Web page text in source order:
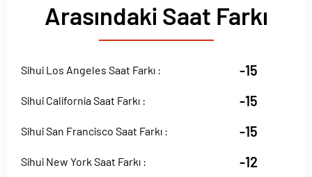
Arasındaki Saat Farkı
Sihui Los Angeles Saat Farkı : -15
Sihui California Saat Farkı : -15
Sihui San Francisco Saat Farkı : -15
Sihui New York Saat Farkı : -12